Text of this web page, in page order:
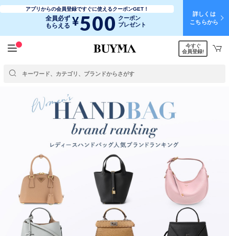
アプリからの会員登録ですぐに使えるクーポンGET！
全員必ず
もらえる ¥500 クーポン
プレゼント
詳しくは
こちらから
今すぐ
会員登録!